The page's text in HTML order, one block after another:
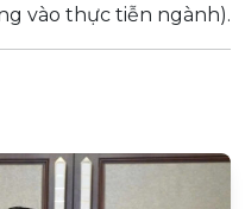
vào thực tiễn ngành).